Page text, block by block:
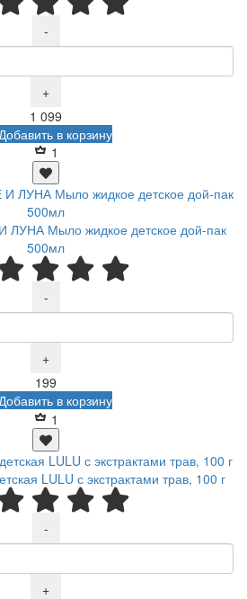
-
+
1 099
в корзину
1
Мыло жидкое детское дой-пак
500мл
-
+
199
в корзину
1
LULU с экстрактами трав, 100 г
-
+